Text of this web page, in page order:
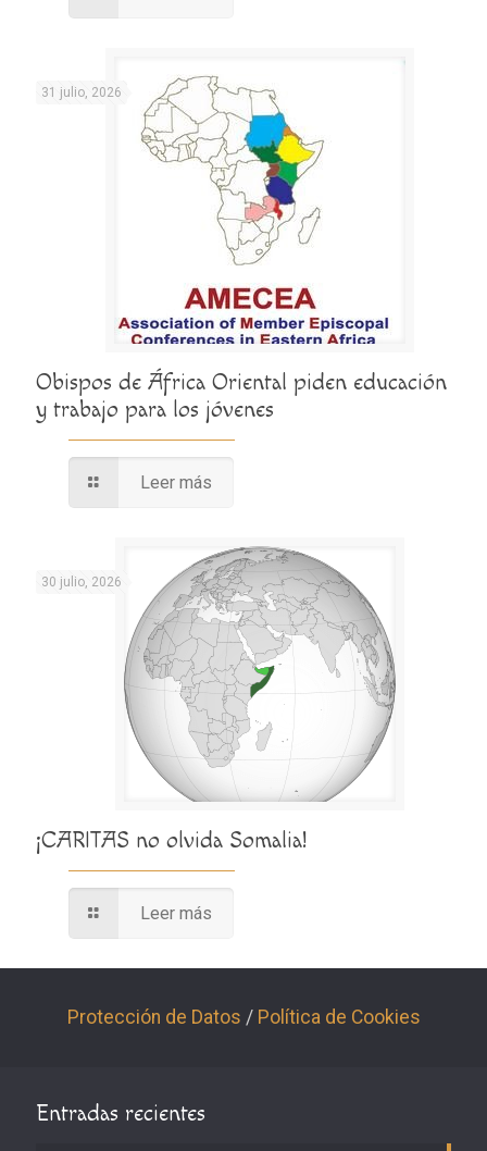
31 julio, 2026
Obispos de África Oriental piden educación
y trabajo para los jóvenes
Leer más
30 julio, 2026
¡CARITAS no olvida Somalia!
Leer más
Protección de Datos / Política de Cookies
Entradas recientes